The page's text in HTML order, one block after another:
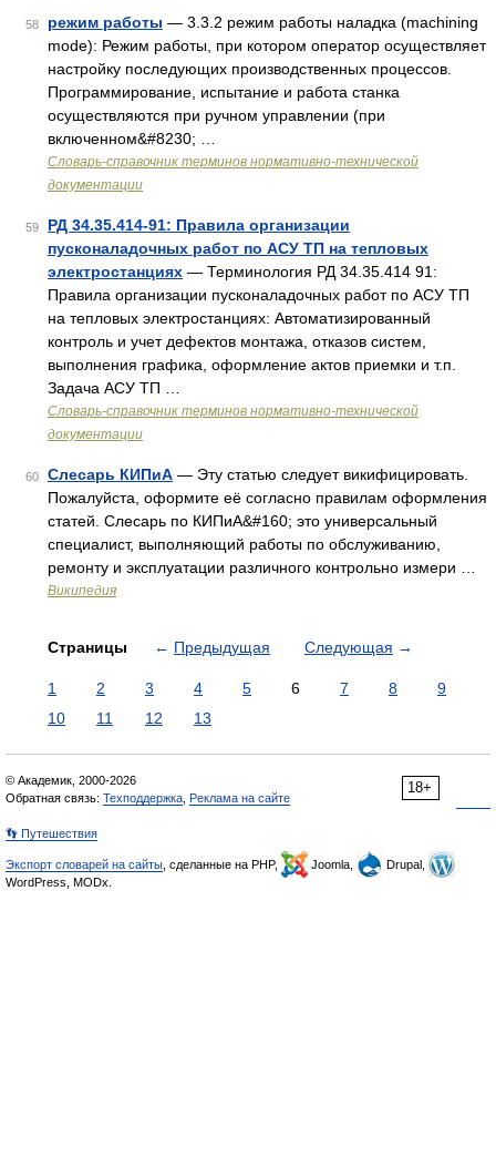
58 режим работы — 3.3.2 режим работы наладка (machining
mode): Режим работы, при котором оператор осуществляет
настройку последующих производственных процессов.
Программирование, испытание и работа станка
осуществляются при ручном управлении (при
включенном&#8230; …
Словарь-справочник терминов нормативно-технической
документации
59
РД 34.35.414-91: Правила организации
пусконаладочных работ по АСУ ТП на тепловых
электростанциях — Терминология РД 34.35.414 91:
Правила организации пусконаладочных работ по АСУ ТП
на тепловых электростанциях: Автоматизированный
контроль и учет дефектов монтажа, отказов систем,
выполнения графика, оформление актов приемки и т.п.
Задача АСУ ТП …
Словарь-справочник терминов нормативно-технической
документации
60 Слесарь КИПиА — Эту статью следует викифицировать.
Пожалуйста, оформите её согласно правилам оформления
статей. Слесарь по КИПиА&#160; это универсальный
специалист, выполняющий работы по обслуживанию,
ремонту и эксплуатации различного контрольно измери …
Википедия
Страницы ← Предыдущая Следующая →
1 2 3 4 5 6 7 8
9
10
11 12 13
18+
© Академик, 2000-2026
Обратная связь: Техподдержка Реклама на сайте
👣 Путешествия
Экспорт словарей на сайты , сделанные на PHP, Joomla,
Drupal,
WordPress, MODx.